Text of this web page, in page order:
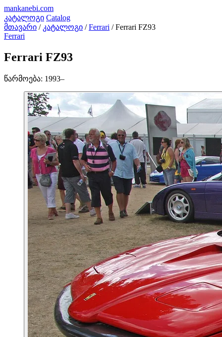
mankanebi.com
კატალოგი Catalog
მთავარი / კატალოგი / Ferrari / Ferrari FZ93
Ferrari
Ferrari FZ93
წარმოება: 1993–